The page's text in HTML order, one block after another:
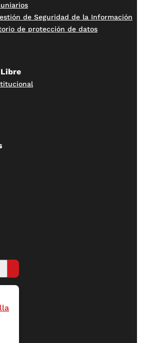
de Seguridad de la Información
de protección de datos